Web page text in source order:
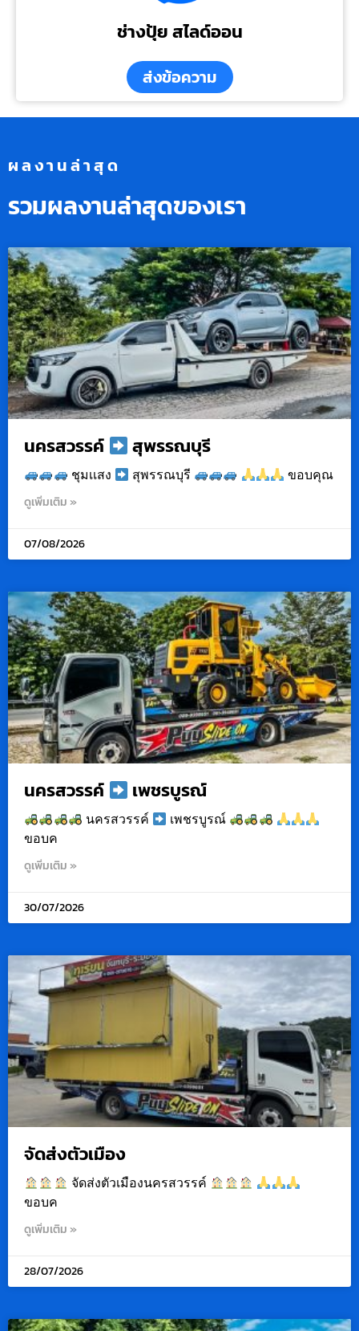
ช่างปุ้ย สไลด์ออน
ส่งข้อความ
ผลงานล่าสุด
รวมผลงานล่าสุดของเรา
นครสวรรค์ สุพรรณบุรี
ชุมเเสง สุพรรณบุรี ขอบคุณ
ดูเพิ่มเติม »
07/08/2026
นครสวรรค์ เพชรบูรณ์
นครสวรรค์
เพชรบูรณ์
ขอบค
ดูเพิ่มเติม »
30/07/2026
จัดส่งตัวเมือง
จัดส่งตัวเมืองนครสวรรค์
ขอบค
ดูเพิ่มเติม »
28/07/2026